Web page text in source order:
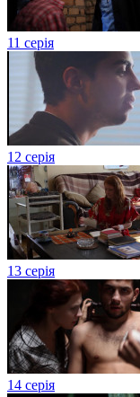
11 серія
12 серія
13 серія
14 серія